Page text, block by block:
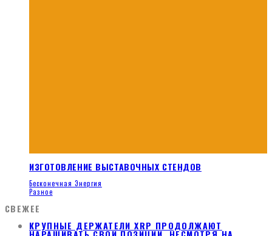
ИЗГОТОВЛЕНИЕ ВЫСТАВОЧНЫХ СТЕНДОВ
Бесконечная Энергия
Разное
СВЕЖЕЕ
КРУПНЫЕ ДЕРЖАТЕЛИ XRP ПРОДОЛЖАЮТ